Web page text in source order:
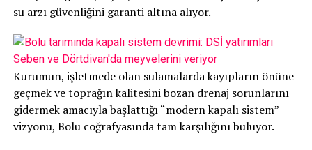
su arzı güvenliğini garanti altına alıyor.
Kurumun, işletmede olan sulamalarda kayıpların önüne
geçmek ve toprağın kalitesini bozan drenaj sorunlarını
gidermek amacıyla başlattığı “modern kapalı sistem”
vizyonu, Bolu coğrafyasında tam karşılığını buluyor.